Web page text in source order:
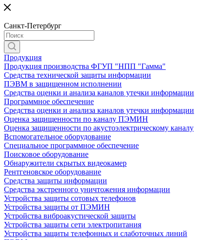
Санкт-Петербург
Продукция
Продукция производства ФГУП "НПП "Гамма"
Средства технической защиты информации
ПЭВМ в защищенном исполнении
Средства оценки и анализа каналов утечки информации
Программное обеспечение
Средства оценки и анализа каналов утечки информации
Оценка защищенности по каналу ПЭМИН
Оценка защищенности по акустоэлектрическому каналу
Вспомогательное оборудование
Специальное программное обеспечение
Поисковое оборудование
Обнаружители скрытых видеокамер
Рентгеновское оборудование
Средства защиты информации
Средства экстренного уничтожения информации
Устройства защиты сотовых телефонов
Устройства защиты от ПЭМИН
Устройства виброакустической защиты
Устройства защиты сети электропитания
Устройства защиты телефонных и слаботочных линий